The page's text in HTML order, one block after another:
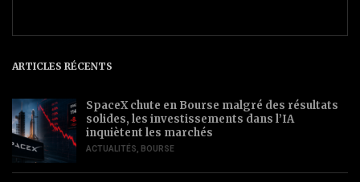
ARTICLES RÉCENTS
SpaceX chute en Bourse malgré des résultats
solides, les investissements dans l’IA
inquiètent les marchés
ACTUALITÉS BOURSE